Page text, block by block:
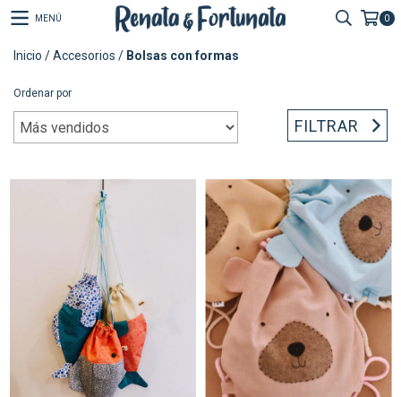
MENÚ 0
Inicio /Accesorios / Bolsas con formas
Ordenar por
FILTRAR